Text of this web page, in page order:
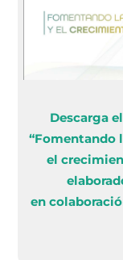
Descarga
“Fomentando
el
en